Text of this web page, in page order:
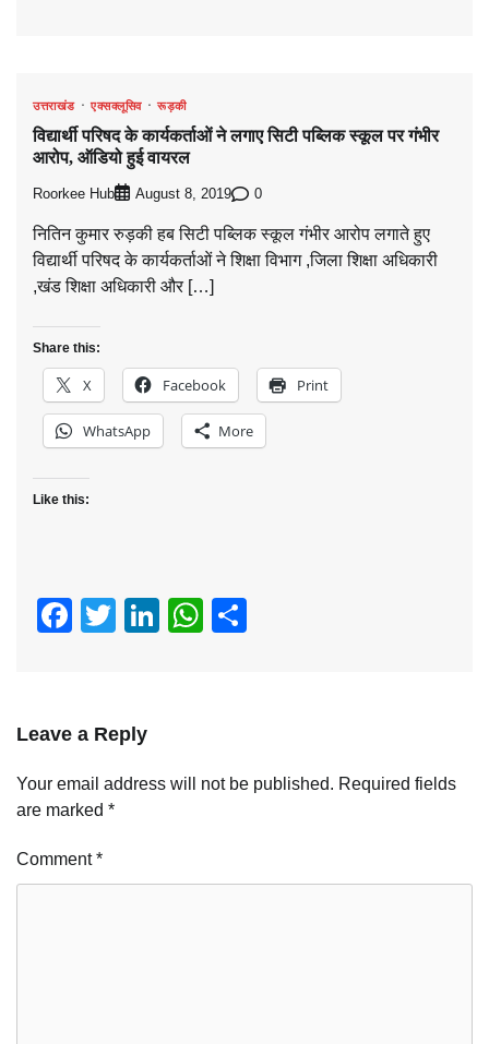
उत्तराखंड एक्सक्लूसिव रूड़की
विद्यार्थी परिषद के कार्यकर्ताओं ने लगाए सिटी पब्लिक स्कूल पर गंभीर
आरोप, ऑडियो हुई वायरल
Roorkee Hub August 8, 2019 0
नितिन कुमार रुड़की हब सिटी पब्लिक स्कूल गंभीर आरोप लगाते हुए
विद्यार्थी परिषद के कार्यकर्ताओं ने शिक्षा विभाग ,जिला शिक्षा अधिकारी
,खंड शिक्षा अधिकारी और […]
Share this:
X Facebook Print
WhatsApp More
Like this:
Facebook
Twitter
LinkedIn
WhatsApp
Leave a Reply
Your email address will not be published. Required fields
are marked *
Comment*